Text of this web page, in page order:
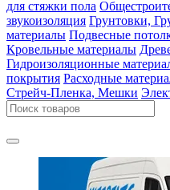
для стяжки пола
звукоизоляция Грунтовки,
материалы Подвесные
Кровельные материалы
Гидроизоляционные
покрытия Расходные
Стрейч-Пленка, Мешки